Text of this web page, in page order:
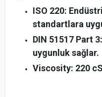
ISO 220:
standartlara
DIN 51517 Part
uygunluk sağlar.
Viscosity: 220